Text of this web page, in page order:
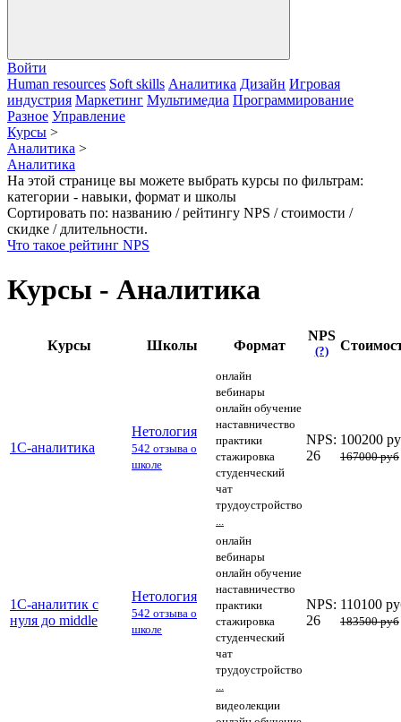
Войти
Human resources Soft skills Аналитика Дизайн Игровая
индустрия Маркетинг Мультимедиа Программирование
Разное Управление
Курсы >
Аналитика >
Аналитика
На этой странице вы можете выбрать курсы по фильтрам:
категории - навыки, формат и школы
Сортировать по: названию / рейтингу NPS / стоимости /
скидке / длительности.
Что такое рейтинг NPS
Курсы - Аналитика
Курсы Школы Формат
NPS
(?)
1С-аналитика
Нетология
542 отзыва о
школе
онлайн
вебинары
онлайн обучение
наставничество
практики
стажировка
студенческий
чат
трудоустройство
...
NPS:
26
100200
167000 руб
1С-аналитик с
нуля до middle
Нетология
542 отзыва о
школе
онлайн
вебинары
онлайн обучение
наставничество
практики
стажировка
студенческий
чат
трудоустройство
...
NPS:
26
110100
183500 руб
видеолекции